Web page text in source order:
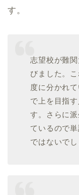
す。
志望校が難
びました。
度に分かれ
で上を目指
す。さらに
ているので
ではないでし